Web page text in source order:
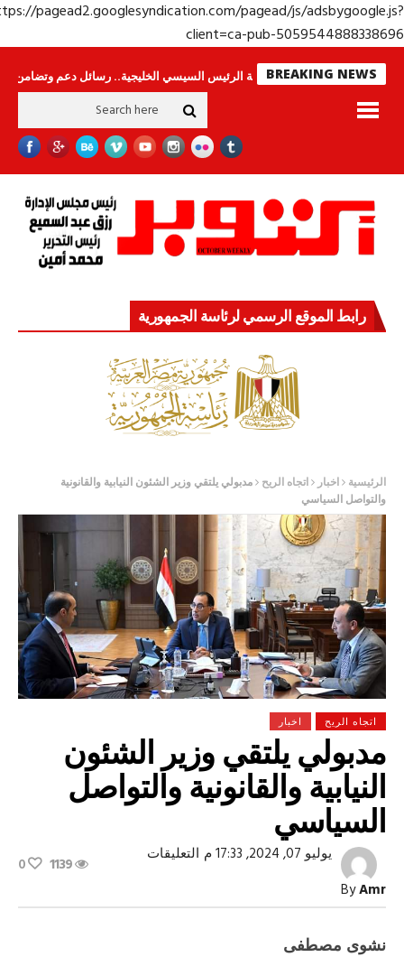
https://pagead2.googlesyndication.com/pagead/js/
client=ca-pub-
BREAKING NEWS
لا ينامون جولة الرئيس السيسي الخليجية.. رسائل دعم وتضامن للأشقاء
رابط الموقع الرسمي لرئاسة الجمهورية
الرئيسية اخبار اتجاه الريح مدبولي يلتقي وزير الشئون النيابية والقانونية
والتواصل السياسي
اتجاه الريح اخبار
مدبولي يلتقي وزير الشئون
النيابية والقانونية والتواصل
السياسي
ByAmr
يوليو 07, 2024, 17:33 م التعليقاتعلى
الشئون
1139
0
نشوى مصطفى